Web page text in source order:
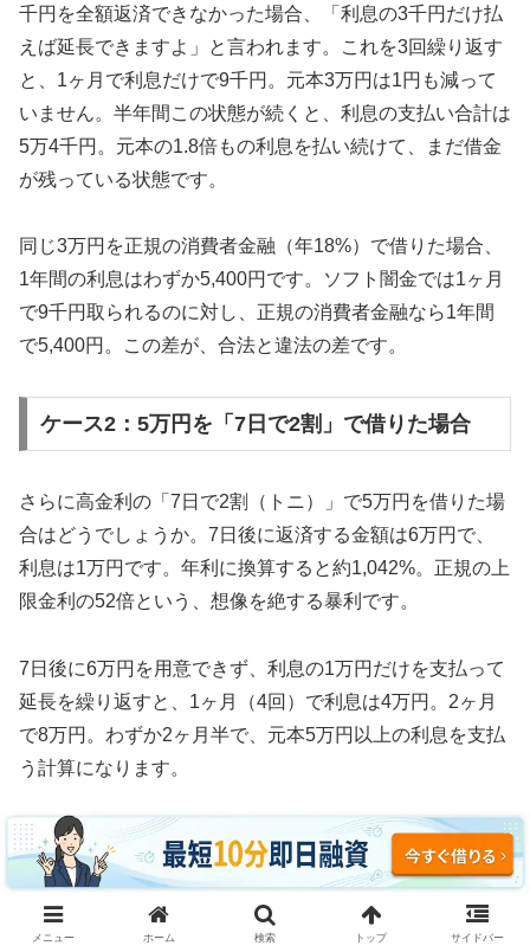
千円を全額返済できなかった場合、「利息の3千円だけ払
えば延長できますよ」と言われます。これを3回繰り返す
と、1ヶ月で利息だけで9千円。元本3万円は1円も減って
いません。半年間この状態が続くと、利息の支払い合計は
5万4千円。元本の1.8倍もの利息を払い続けて、まだ借金
が残っている状態です。
同じ3万円を正規の消費者金融（年18%）で借りた場合、
1年間の利息はわずか5,400円です。ソフト闇金では1ヶ月
で9千円取られるのに対し、正規の消費者金融なら1年間
で5,400円。この差が、合法と違法の差です。
ケース2：5万円を「7日で2割」で借りた場合
さらに高金利の「7日で2割（トニ）」で5万円を借りた場
合はどうでしょうか。7日後に返済する金額は6万円で、
利息は1万円です。年利に換算すると約1,042%。正規の上
限金利の52倍という、想像を絶する暴利です。
7日後に6万円を用意できず、利息の1万円だけを支払って
延長を繰り返すと、1ヶ月（4回）で利息は4万円。2ヶ月
で8万円。わずか2ヶ月半で、元本5万円以上の利息を支払
う計算になります。
3ヶ月続けた場合、利息の支払い総額は約12万円。元本5
万円の2.4倍の利息を取られ、それでも借金は減っていま
せん。これがソフト闇金の実態です。
メニュー ホーム 検索 トップ サイドバー